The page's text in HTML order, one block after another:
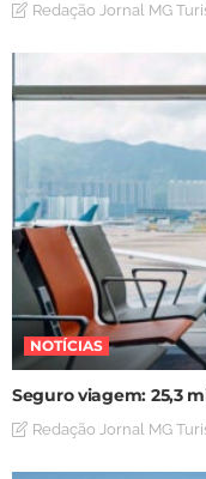
Redação Jornal MG
NOTÍCIAS
Seguro viagem: 25,3
Redação Jornal MG